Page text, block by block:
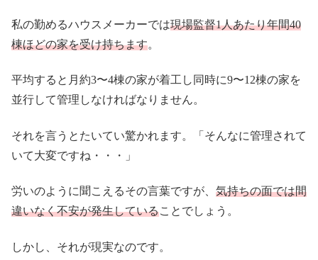
私の勤めるハウスメーカーでは現場監督1人あたり年間40
棟ほどの家を受け持ちます。
平均すると月約3〜4棟の家が着工し同時に9〜12棟の家を
並行して管理しなければなりません。
それを言うとたいてい驚かれます。「そんなに管理されて
いて大変ですね・・・」
労いのように聞こえるその言葉ですが、 気持ちの面では間
違いなく不安が発生していることでしょう。
しかし、それが現実なのです。